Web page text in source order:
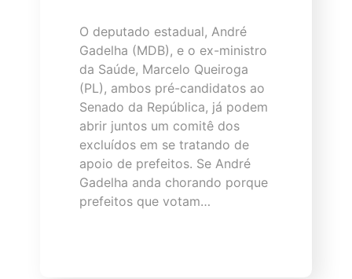
O deputado estadual, André
Gadelha (MDB), e o ex-ministro
da Saúde, Marcelo Queiroga
(PL), ambos pré-candidatos ao
Senado da República, já podem
abrir juntos um comitê dos
excluídos em se tratando de
apoio de prefeitos. Se André
Gadelha anda chorando porque
prefeitos que votam…